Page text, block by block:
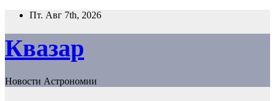
Перейти
содержанию
Пт. Авг 7th, 2026
Квазар
Новости Астрономии